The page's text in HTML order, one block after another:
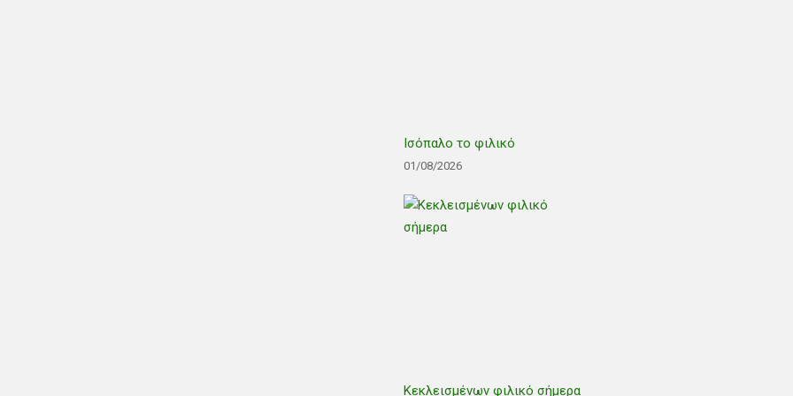
Ισόπαλο το φιλικό
01/08/2026
Κεκλεισμένων φιλικό σήμερα